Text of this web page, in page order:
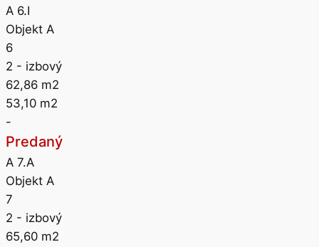
A 6.I
Objekt A
6
2 - izbový
62,86 m2
53,10 m2
-
Predaný
A 7.A
Objekt A
7
2 - izbový
65,60 m2